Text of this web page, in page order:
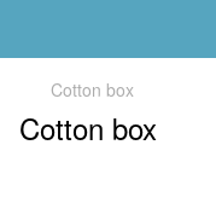
Cotton box
Cotton box